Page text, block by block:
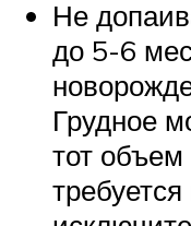
Не
до 5-6
Грудное
тот